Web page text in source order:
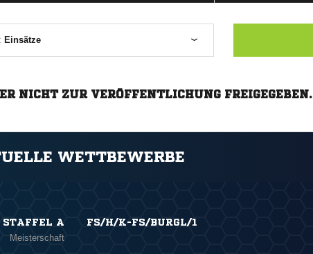
Einsätze
NICHT ZUR VERÖFFENTLICHUNG FREIGEGEBEN.
WETTBEWERBE
STAFFEL A
Meisterschaft
FS/H/K-FS/BURGL/1